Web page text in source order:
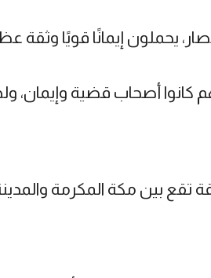
يحملون إيمانًا قويًا وثقة
كانوا أصحاب قضية وإيمان،
بين مكة المكرمة والمدينة